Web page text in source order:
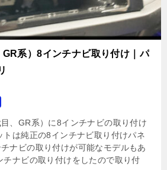
系）8インチナビ取り付け｜パ
、GR系）に8インチナビの取り付け
は純正の8インチナビ取り付けパネ
ナビの取り付けが可能なモデルもあ
チナビの取り付けをしたので取り付